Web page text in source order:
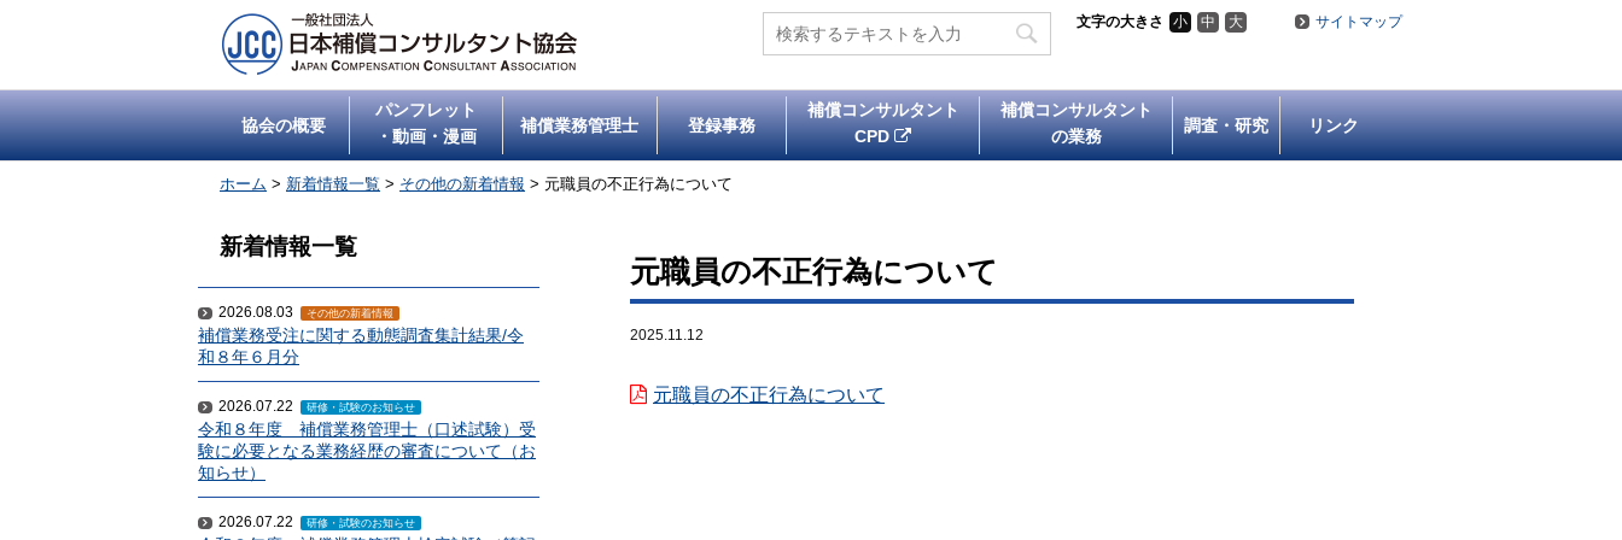
サイトマップ
文字の大きさ 小 中 大
協会の概要
パンフレット
・動画・漫画
補償業務管理士 登録事務
補償コンサルタント
CPD
補償コンサルタント
の業務
調査・研究 リンク
ホーム > 新着情報一覧 > その他の新着情報 > 元職員の不正行為について
元職員の不正行為について
2025.11.12
元職員の不正行為について
新着情報一覧
2026.08.03 その他の新着情報
補償業務受注に関する動態調査集計結果/令
和８年６月分
2026.07.22 研修・試験のお知らせ
令和８年度 補償業務管理士（口述試験）受
験に必要となる業務経歴の審査について（お
知らせ）
2026.07.22 研修・試験のお知らせ